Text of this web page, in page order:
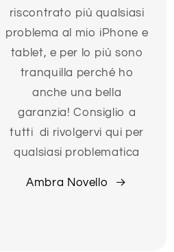
riscontrato più qualsiasi
problema al mio iPhone e
tablet, e per lo più sono
tranquilla perché ho
anche una bella
garanzia! Consiglio a
tutti di rivolgervi qui per
qualsiasi problematica
Ambra Novello